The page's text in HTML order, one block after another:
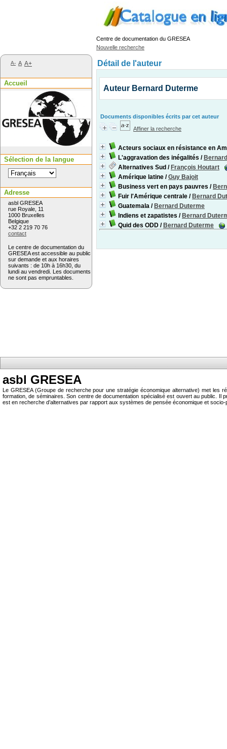
Centre de documentation du GRESEA
Nouvelle recherche
Détail de l'auteur
Auteur Bernard Duterme
Documents disponibles écrits par cet auteur
Affiner la recherche
Acteurs sociaux en résistance en
L'aggravation des inégalités /
Alternatives Sud / François Houtart
Amérique latine /Guy Bajoit
Business vert en pays pauvres /
Fuir l'Amérique centrale / Bernard
Guatemala / Bernard Duterme
Indiens et zapatistes / Bernard
Quid des ODD / Bernard Duterme
asbl GRESEA
Le GRESEA (Groupe de recherche pour une stratégie économique alternative) met les
formation, de séminaires. Son centre de documentation spécialisé est ouvert au public.
est en recherche d’alternatives par rapport aux systèmes de pensée économique et socio-
A- A A+
Accueil
Sélection de la langue
Adresse
asbl GRESEA
rue Royale, 11
1000 Bruxelles
Belgique
+32 2 219 70 76
contact
Le centre de documentation du
GRESEA est accessible au public
sur demande et aux horaires
suivants : de 10h à 16h30, du
lundi au vendredi. Les documents
ne sont pas empruntables.